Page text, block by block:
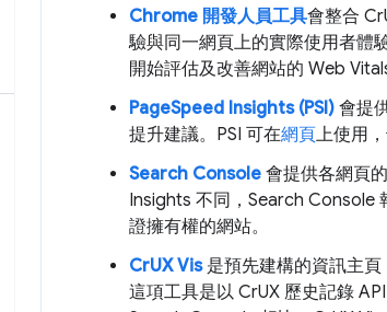
Chrome 開發人員工具會整合
驗與同一網頁上的實際使用者體
開始評估及改善網站的 Web
PageSpeed Insights (PSI) 會提
提升建議。PSI 可在網頁上使用
Search Console 會提供各網頁
Insights 不同，Search Console
證擁有權的網站。
CrUX Vis是預先建構的資訊主頁
這項工具是以 CrUX 歷史記錄